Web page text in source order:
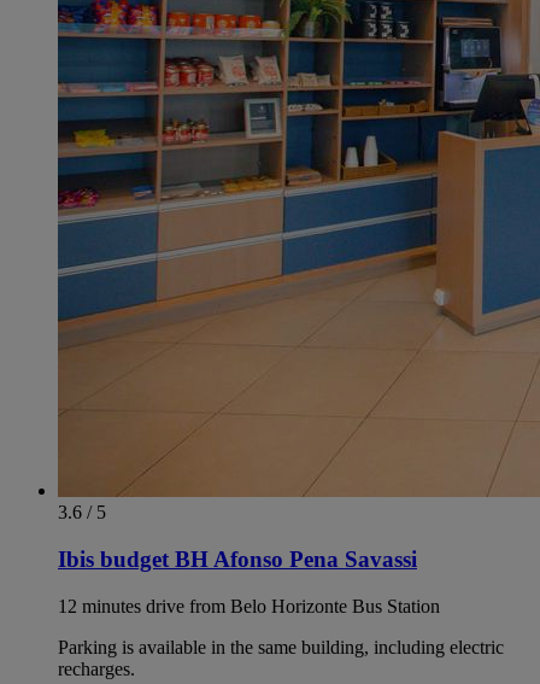
3.6 / 5
Ibis budget BH Afonso Pena Savassi
12 minutes drive from Belo Horizonte Bus Station
Parking is available in the same building, including electric
recharges.